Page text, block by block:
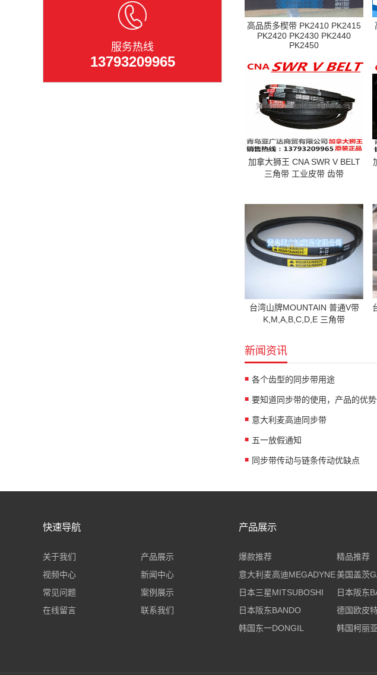
服务热线
13793209965
高品质多楔带 PK2410 PK2415
PK2420 PK2430 PK2440
PK2450
加拿大狮王 CNA SWR V BELT
三角带 工业皮带 齿带
台湾山牌MOUNTAIN 普通V带
K,M,A,B,C,D,E 三角带
新闻资讯
各个齿型的同步带用途
意大利麦高迪同步带
五一放假通知
同步带传动与链条传动优缺点
快速导航
关于我们
产品展示
视频中心
新闻中心
常见问题
案例展示
在线留言
联系我们
产品展示
爆款推荐
精品推荐
意大利麦高迪MEGADYNE美国盖茨
日本三星MITSUBOSHI
日本阪东
日本阪东BANDO
德国欧皮
韩国东一DONGIL
韩国柯丽